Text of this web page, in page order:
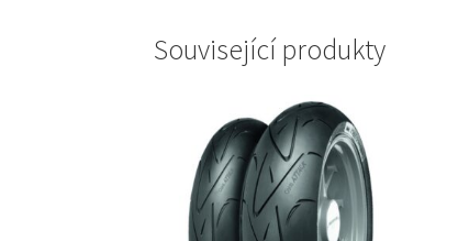
Související produkty